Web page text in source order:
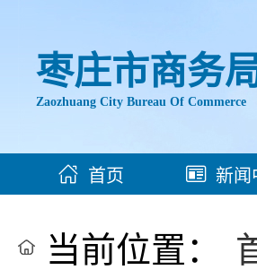
枣庄市商务
Zaozhuang City Bureau Of Commerce
首页 新闻
当前位置：